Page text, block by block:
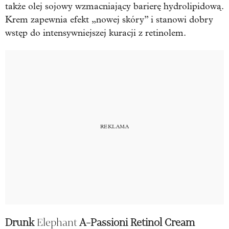
także olej sojowy wzmacniający barierę hydrolipidową.
Krem zapewnia efekt „nowej skóry” i stanowi dobry
wstęp do intensywniejszej kuracji z retinolem.
DrunkElephantA-Passioni Retinol Cream